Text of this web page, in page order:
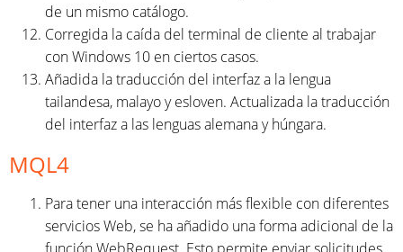
de un mismo catálogo.
Corregida la caída del terminal de cliente al trabajar
con Windows 10 en ciertos casos.
Añadida la traducción del interfaz a la lengua
tailandesa, malayo y esloven. Actualizada la traducción
del interfaz a las lenguas alemana y húngara.
MQL4
Para tener una interacción más flexible con diferentes
servicios Web, se ha añadido una forma adicional de la